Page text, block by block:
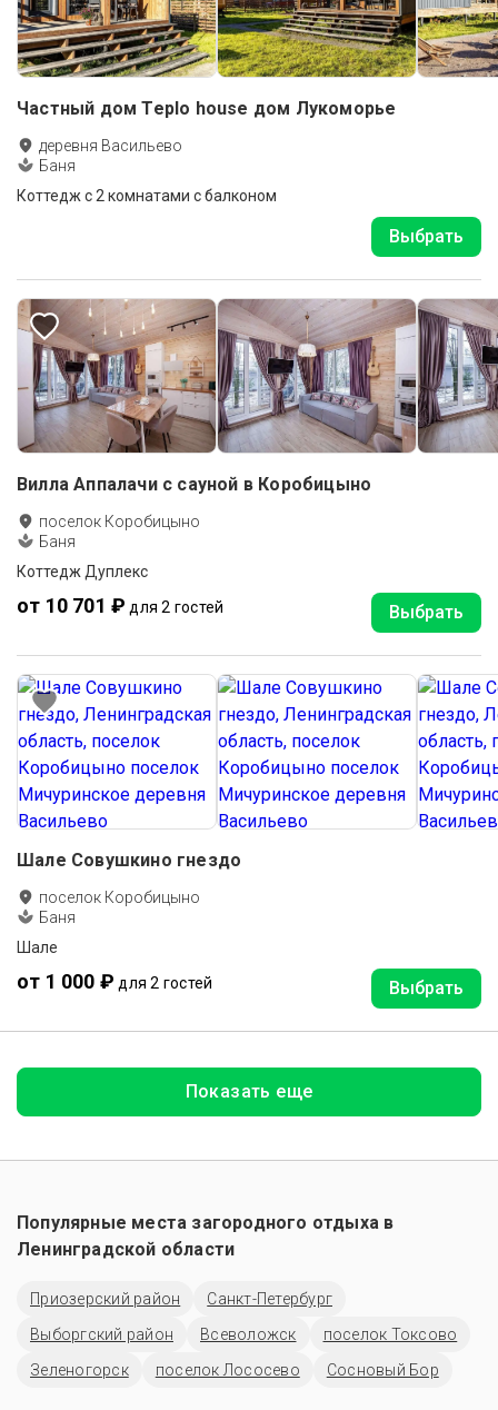
Частный дом Teplo house дом Лукоморье
деревня Васильево
Баня
Коттедж с 2 комнатами с балконом
Выбрать
Вилла Аппалачи с сауной в Коробицыно
поселок Коробицыно
Баня
Коттедж Дуплекс
от 10 701 ₽ для 2 гостей Выбрать
Шале Совушкино гнездо
поселок Коробицыно
Баня
Шале
от 1 000 ₽ для 2 гостей Выбрать
Показать еще
Популярные места загородного отдыха в
Ленинградской области
Приозерский район
Санкт-Петербург
Выборгский район
Всеволожск
поселок Токсово
Зеленогорск
поселок Лососево Сосновый Бор